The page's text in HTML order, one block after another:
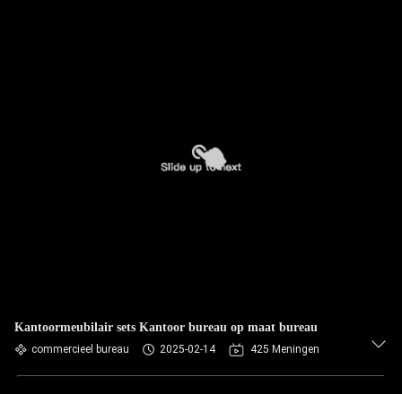
Kantoormeubilair sets Kantoor bureau op maat bureau
commercieel bureau 2025-02-14 425 Meningen